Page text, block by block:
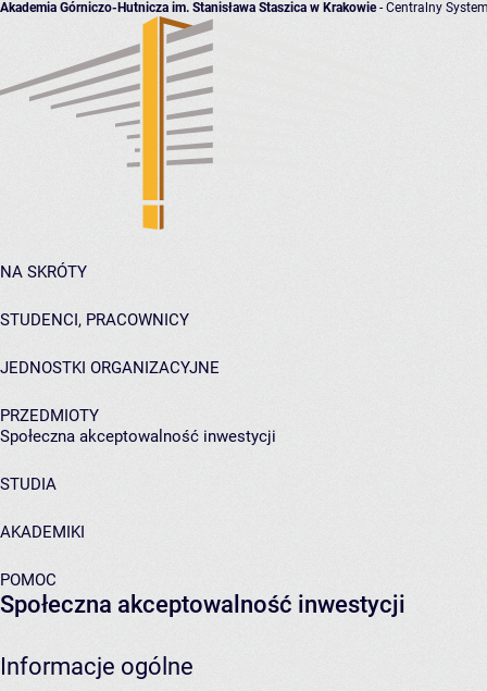
Akademia Górniczo-Hutnicza im. Stanisława Staszica w Krakowie- Centralny
NA SKRÓTY
STUDENCI, PRACOWNICY
JEDNOSTKI ORGANIZACYJNE
PRZEDMIOTY
Społeczna akceptowalność inwestycji
STUDIA
AKADEMIKI
POMOC
Społeczna akceptowalność inwestycji
Informacje ogólne